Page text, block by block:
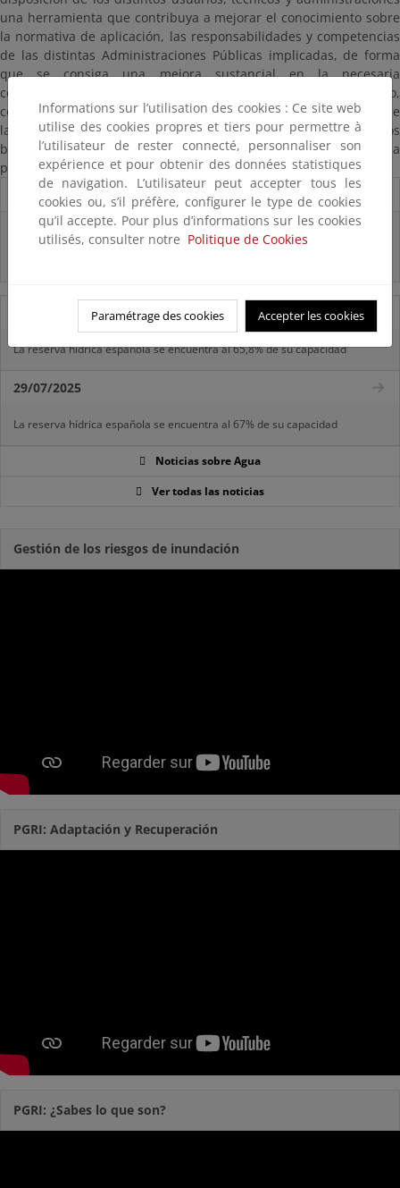
una herramienta que contribuya a mejorar el conocimiento sobre
la normativa de aplicación, las responsabilidades y competencias
de las distintas Administraciones Públicas implicadas, de forma
que se consiga una mejora sustancial en la necesaria
coordinación entre ellas y la ciudadanía y, por otro lado,
contribuya a una mejora de la funcionalidad y calidad técnica de
las actuaciones a ejecutar, de forma que se maximicen los
beneficios obtenidos por las actuaciones en el marco de la
planificación hidrológica y del medio ambiente en general.
Destacados
Real Decreto subvenciones adaptación riesgos inundación
La reserva hídrica española se encuentra al 65,8% de su capacidad
29/07/2025
La reserva hídrica española se encuentra al 67% de su capacidad
Noticias sobre Agua
Ver todas las noticias
Gestión de los riesgos de inundación
PGRI: Adaptación y Recuperación
PGRI: ¿Sabes lo que son?
Informations sur l’utilisation des cookies : Ce site web
utilise des cookies propres et tiers pour permettre à
l’utilisateur de rester connecté, personnaliser son
expérience et pour obtenir des données statistiques
de navigation. L’utilisateur peut accepter tous les
cookies ou, s’il préfère, configurer le type de cookies
qu’il accepte. Pour plus d’informations sur les cookies
utilisés, consulter notre Politique de Cookies
Paramétrage des cookies Accepter les cookies